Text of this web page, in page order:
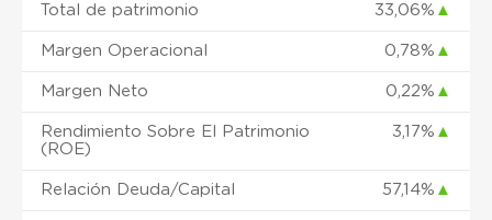
Total de patrimonio 33,06% ▲
Margen Operacional 0,78% ▲
Margen Neto 0,22% ▲
Rendimiento Sobre El Patrimonio
(ROE)
3,17% ▲
Relación Deuda/Capital 57,14% ▲